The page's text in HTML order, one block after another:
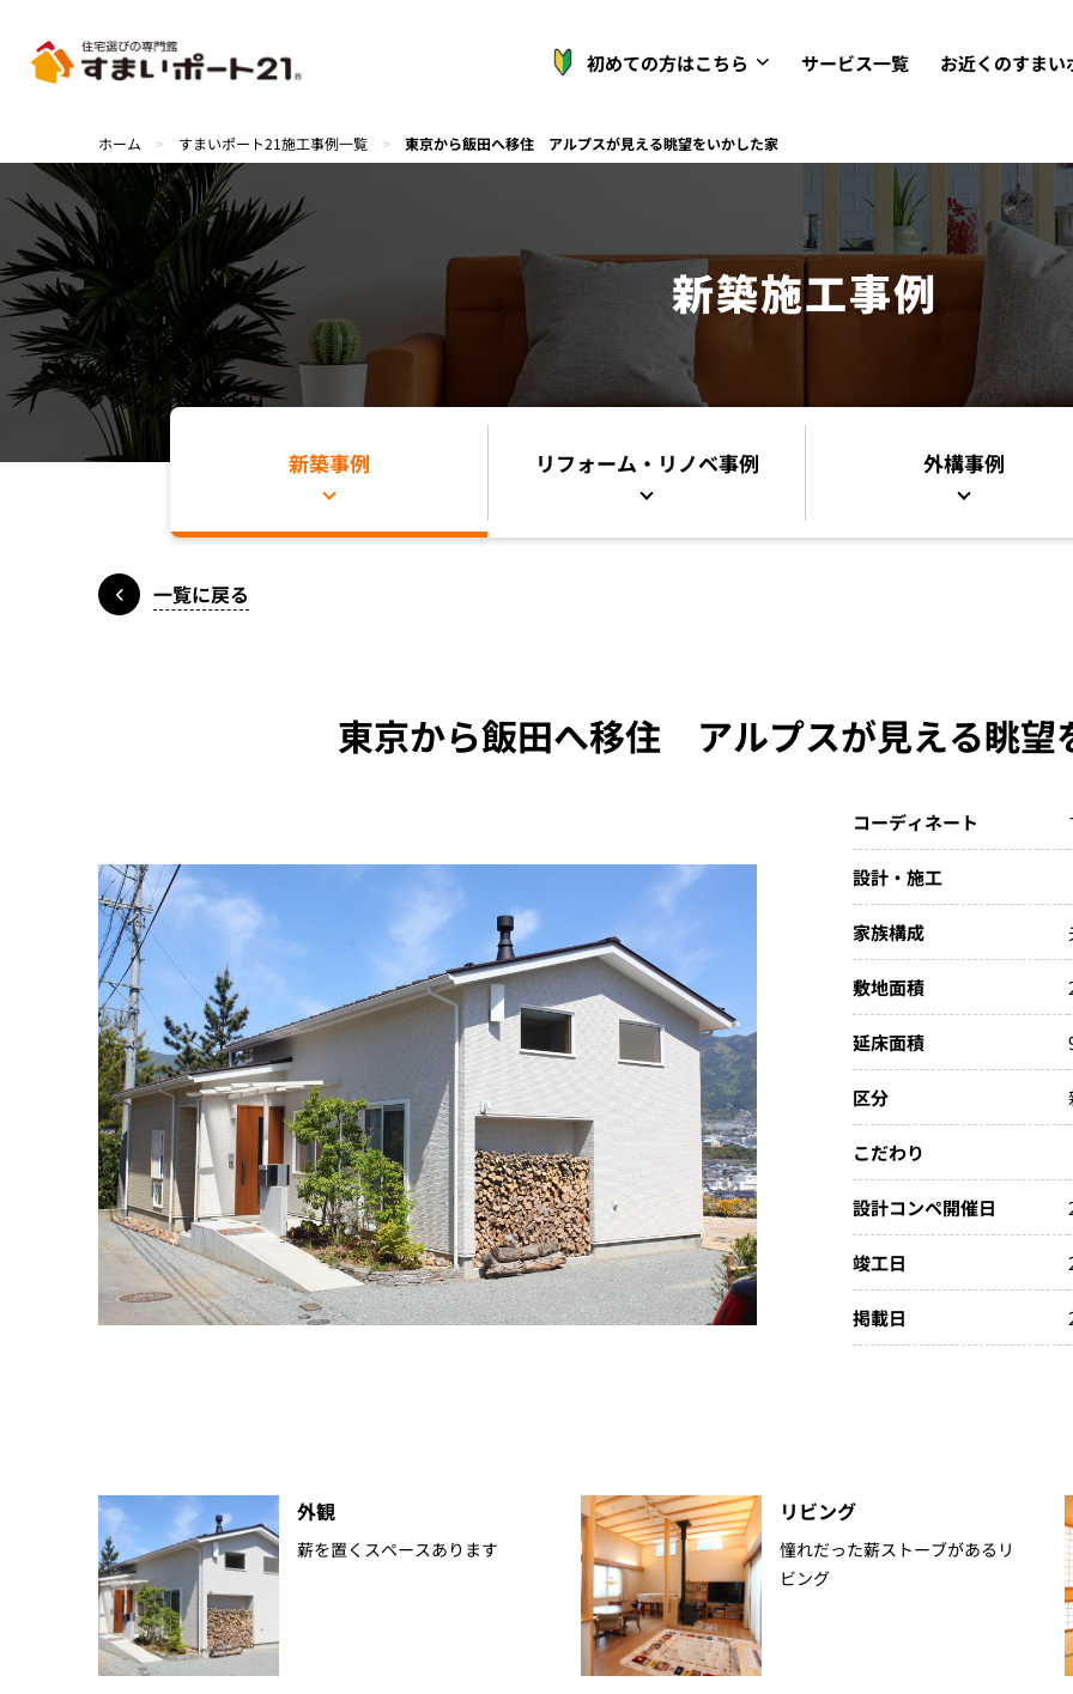
初めての方はこちら サービス一覧 お近くのすまい
ホーム > すまいポート21施工事例一覧 > 東京から飯田へ移住 アルプスが見える眺望をいかした家
新築施工事例
新築事例 リフォーム・リノベ事例 外構事例
一覧に戻る
東京から飯田へ移住 アルプスが見える眺望
コーディネート
設計・施工
家族構成
敷地面積
延床面積
区分
こだわり
設計コンペ開催日
竣工日
掲載日
外観
薪を置くスペースあります
リビング
憧れだった薪ストーブがあるリ
ビング